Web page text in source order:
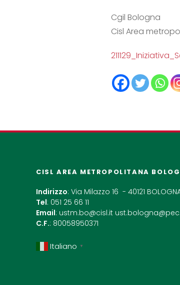
Cgil Bologna
Cisl Area
CISL AREA METROPOLITANA
Indirizzo: Via Milazzo 16 - 40121
Tel: 051 25 66 11
Email: ustm.bo@cisl.it
C.F.: 80058950371
Italiano ▼